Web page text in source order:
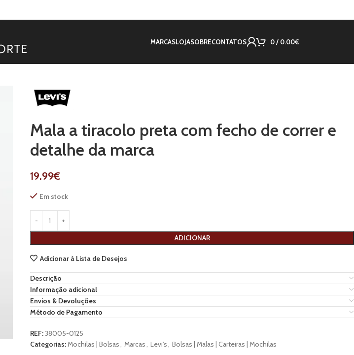
MARCASLOJASOBRECONTATOS 0/ 0.00€
Mala a tiracolo preta com fecho de correr e
detalhe da marca
19.99€
Em stock
ADICIONAR
Adicionar à Lista de Desejos
Descrição
Informação adicional
Envios & Devoluções
Método de Pagamento
REF:38005-0125
Categorias:Mochilas | Bolsas, Marcas, Levi's, Bolsas | Malas | Carteiras | Mochilas